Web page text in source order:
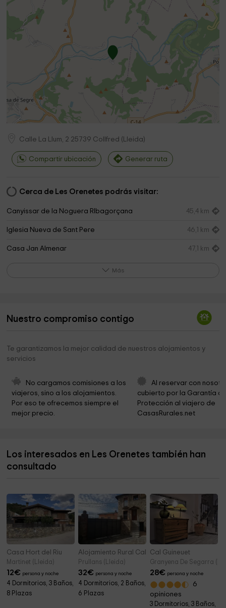
Calle La Llum, 2 25739 Collfred ( Lleida)
Compartir ubicación Generar ruta
Cerca de Les Orenetes podrás visitar:
Canyissar de la Noguera RIbagorçana 45,4 km
Iglesia Nueva de Sant Pere 46,1 km
Casa Jan Almenar 47,1 km
Iglesia Cristiana Evangélica - FIEIDE 51,6 km
Iglesia Evangèlica Bautista
La Seu Vella
Catedral de Sta María de La Seu Vella
Consell Comarcal del Segrià 52,4 km
Parròquia de Sant Martí, Bisbe 52,6 km
Más
Nuestro compromiso contigo
Te garantizamos la mejor calidad de nuestros alojamientos y
servicios
No cargamos comisiones a los
viajeros, sino a los alojamientos.
Por eso te ofrecemos siempre el
mejor precio.
Al reservar con
cubierto por la Garantía
Protección al viajero de
CasasRurales.net
Los interesados en Les Orenetes también han
consultado
Casa Hort del Riu
Martinet (Lleida)
12€ persona y noche
4 Dormitorios, 3 Baños,
8 Plazas
Alojamiento Rural Cal Fornet
Prullans (Lleida)
32€ persona y noche
4 Dormitorios, 2 Baños,
6 Plazas
Cal Guineuet
Granyena De Segarra
28€ persona y noche
6
opiniones
3 Dormitorios, 3 Baños,